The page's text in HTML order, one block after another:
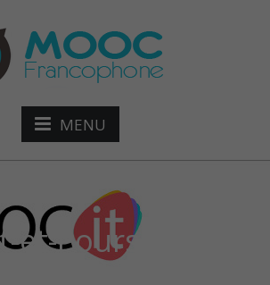
MENU
et-Poursuite-de-